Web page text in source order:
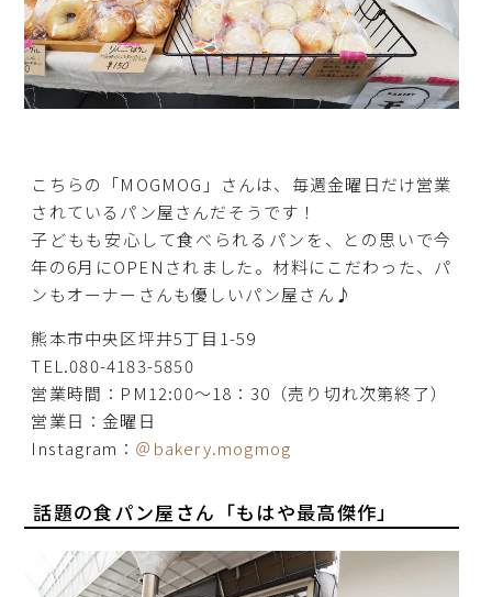
こちらの「MOGMOG」さんは、毎週金曜日だけ営業
されているパン屋さんだそうです！
子どもも安心して食べられるパンを、との思いで今
年の6月にOPENされました。材料にこだわった、パ
ンもオーナーさんも優しいパン屋さん♪
熊本市中央区坪井5丁目1-59
TEL.080-4183-5850
営業時間：PM12:00〜18：30（売り切れ次第終了）
営業日：金曜日
Instagram： ＠bakery.mogmog
話題の食パン屋さん「もはや最高傑作」